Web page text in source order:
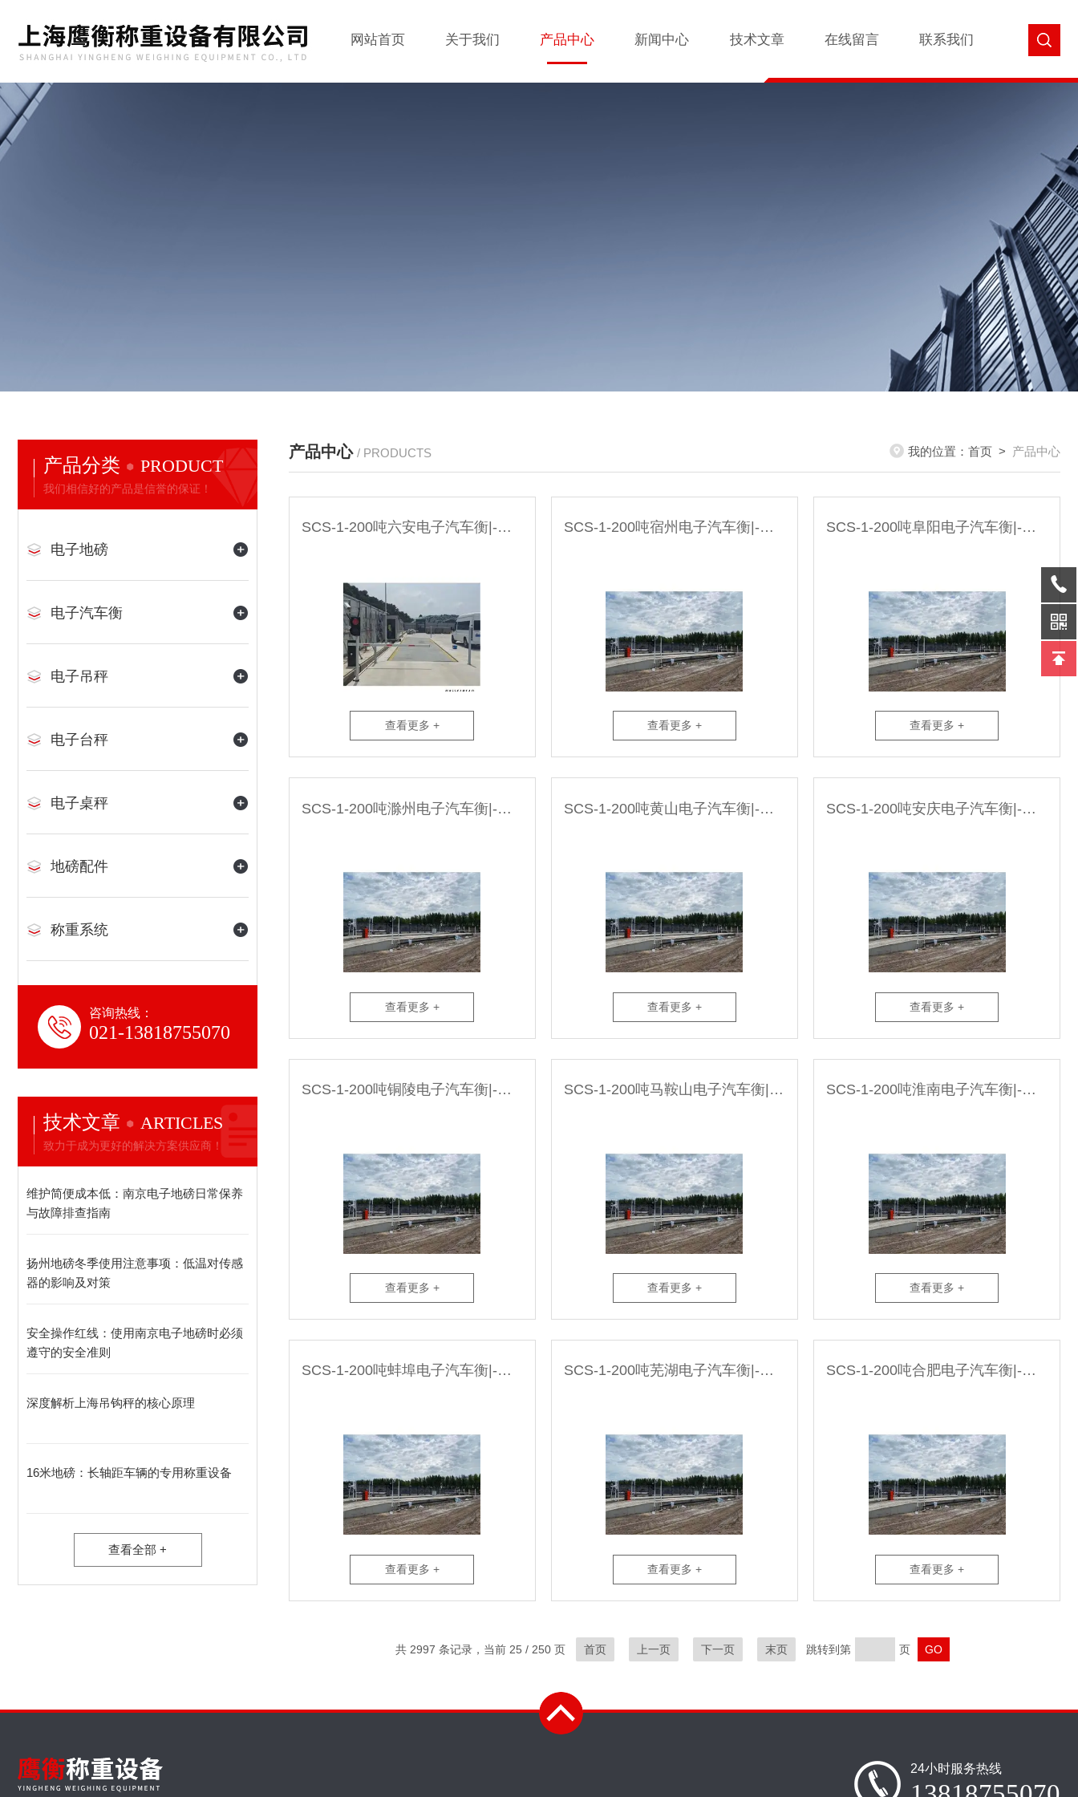
网站首页 关于我们 产品中心 新闻中心 技术文章 在线留言 联系我们
产品分类 PRODUCT
我们相信好的产品是信誉的保证！
电子地磅
电子汽车衡
电子吊秤
电子台秤
电子桌秤
地磅配件
称重系统
咨询热线：
021-13818755070
技术文章 ARTICLES
致力于成为更好的解决方案供应商！
维护简便成本低：南京电子地磅日常保养
与故障排查指南​
扬州地磅冬季使用注意事项：低温对传感
器的影响及对策
安全操作红线：使用南京电子地磅时必须
遵守的安全准则
深度解析上海吊钩秤的核心原理
16米地磅：长轴距车辆的专用称重设备​
查看全部 +
产品中心 / PRODUCTS 我的位置： 首页 > 产品中心
SCS-1-200吨六安电子汽车衡|-无人值守系统厂家
查看更多 +
SCS-1-200吨宿州电子汽车衡|-无人值守系统厂家
查看更多 +
SCS-1-200吨阜阳电子汽车衡|-无人值守系统厂家
查看更多 +
SCS-1-200吨滁州电子汽车衡|-无人值守系统厂家
查看更多 +
SCS-1-200吨黄山电子汽车衡|-无人值守系统厂家
查看更多 +
SCS-1-200吨安庆电子汽车衡|-无人值守系统厂家
查看更多 +
SCS-1-200吨铜陵电子汽车衡|-无人值守系统厂家
查看更多 +
SCS-1-200吨马鞍山电子汽车衡|-无人值守系统厂家
查看更多 +
SCS-1-200吨淮南电子汽车衡|-无人值守系统厂家
查看更多 +
SCS-1-200吨蚌埠电子汽车衡|-无人值守系统厂家
查看更多 +
SCS-1-200吨芜湖电子汽车衡|-无人值守系统厂家
查看更多 +
SCS-1-200吨合肥电子汽车衡|-无人值守系统厂家
查看更多 +
共 2997 条记录，当前 25 / 250 页 首页 上一页 下一页 末页 跳转到第 页
24小时服务热线